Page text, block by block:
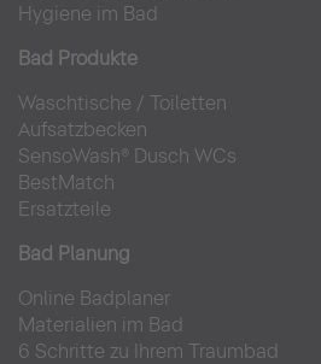
Hygiene im Bad
Bad Produkte
Waschtische / Toiletten
Aufsatzbecken
SensoWash® Dusch WCs
BestMatch
Ersatzteile
Bad Planung
Online Badplaner
Materialien im Bad
6 Schritte zu Ihrem Traumbad